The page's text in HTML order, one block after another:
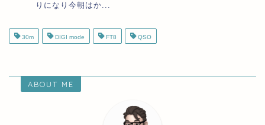
りになり今朝はか...
30m DIGI mode FT8 QSO
ABOUT ME